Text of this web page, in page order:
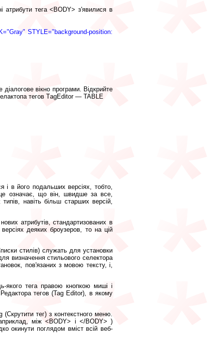
атрибути тега <BODY> з'явилися в
STYLE="background-position:
вікно програми. Відкрийте
тегов ТagEditor — TABLE
і в його подальших версіях, тобто,
означає, що він, швидше за все,
навіть більш старших версій,
атрибутів, стандартизованих в
деяких броузеров, то на цій
стилів) служать для установки
визначення стильового селектора
пов'язаних з мовою тексту, і,
якого тега правою кнопкою миші і
тегов (Tag Editor), в якому
тег) з контекстного меню.
між <BODY> і </BODY> )
окинути поглядом вміст всій веб-